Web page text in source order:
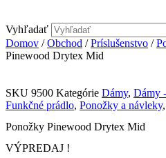
Vyhľadať
Domov /Obchod /Príslušenstvo /
Pinewood Drytex Mid
SKU 9500 Kategórie Dámy, Dámy
Funkčné prádlo, Ponožky a návleky,
Ponožky Pinewood Drytex Mid
VÝPREDAJ !